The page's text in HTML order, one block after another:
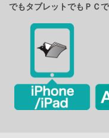
でもタブレットでもＰＣ